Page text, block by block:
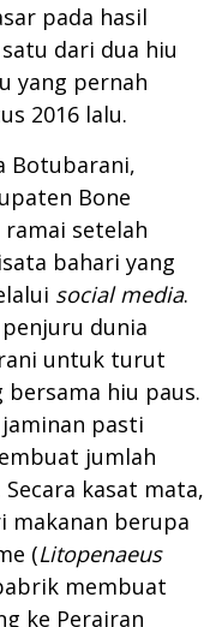
pada hasil
dari dua hiu
yang pernah
2016 lalu.
Botubarani,
Bone
setelah
bahari yang
social media.
dunia
untuk turut
bersama hiu paus.
jaminan pasti
jumlah
kasat mata,
makanan berupa
(Litopenaeus
membuat
ke Perairan